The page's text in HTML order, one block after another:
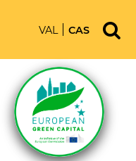
VAL CAS